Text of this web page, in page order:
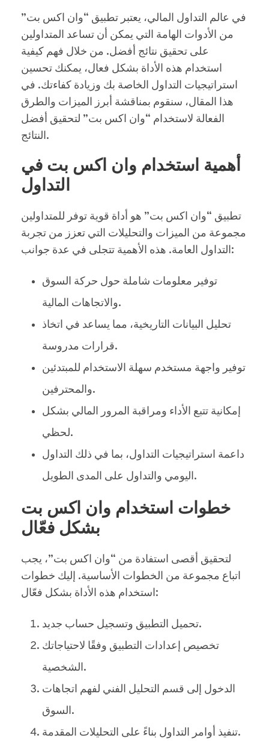
في عالم التداول المالي، يعتبر تطبيق “وان اكس بت”
من الأدوات الهامة التي يمكن أن تساعد المتداولين
على تحقيق نتائج أفضل. من خلال فهم كيفية
استخدام هذه الأداة بشكل فعال، يمكنك تحسين
استراتيجيات التداول الخاصة بك وزيادة كفاءتك. في
هذا المقال، سنقوم بمناقشة أبرز الميزات والطرق
الفعالة لاستخدام “وان اكس بت” لتحقيق أفضل
النتائج.
أهمية استخدام وان اكس بت في
التداول
تطبيق “وان اكس بت” هو أداة قوية توفر للمتداولين
مجموعة من الميزات والتحليلات التي تعزز من تجربة
التداول العامة. هذه الأهمية تتجلى في عدة جوانب:
توفير معلومات شاملة حول حركة السوق
والاتجاهات المالية.
تحليل البيانات التاريخية، مما يساعد في اتخاذ
قرارات مدروسة.
توفير واجهة مستخدم سهلة الاستخدام للمبتدئين
والمحترفين.
إمكانية تتبع الأداء ومراقبة المرور المالي بشكل
لحظي.
داعمة استراتيجيات التداول، بما في ذلك التداول
اليومي والتداول على المدى الطويل.
خطوات استخدام وان اكس بت
بشكل فعّال
لتحقيق أقصى استفادة من “وان اكس بت”، يجب
اتباع مجموعة من الخطوات الأساسية. إليك خطوات
استخدام هذه الأداة بشكل فعّال:
تحميل التطبيق وتسجيل حساب جديد.
تخصيص إعدادات التطبيق وفقًا لاحتياجاتك
الشخصية.
الدخول إلى قسم التحليل الفني لفهم اتجاهات
السوق.
تنفيذ أوامر التداول بناءً على التحليلات المقدمة.